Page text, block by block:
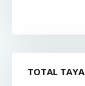
TOTAL